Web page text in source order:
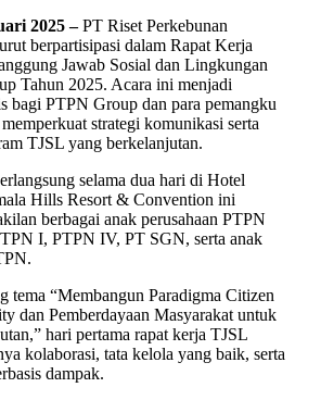
2025 –PT Riset Perkebunan
berpartisipasi dalam Rapat Kerja
Jawab Sosial dan Lingkungan
Tahun 2025. Acara ini menjadi
bagi PTPN Group dan para pemangku
strategi komunikasi serta
TJSL yang berkelanjutan.
selama dua hari di Hotel
Hills Resort & Convention ini
berbagai anak perusahaan PTPN
I, PTPN IV, PT SGN, serta anak
tema “Membangun Paradigma Citizen
dan Pemberdayaan Masyarakat untuk
hari pertama rapat kerja TJSL
kolaborasi, tata kelola yang baik, serta
dampak.